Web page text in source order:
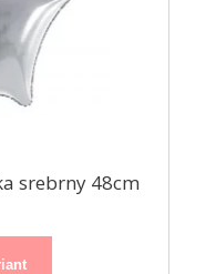
srebrny 48cm